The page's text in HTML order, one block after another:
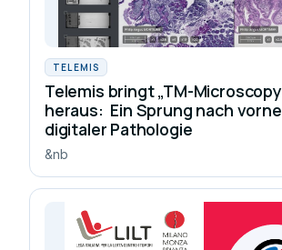
TELEMIS
Telemis bringt „TM-
heraus: Ein Sprung nach
digitaler Pathologie
&nb